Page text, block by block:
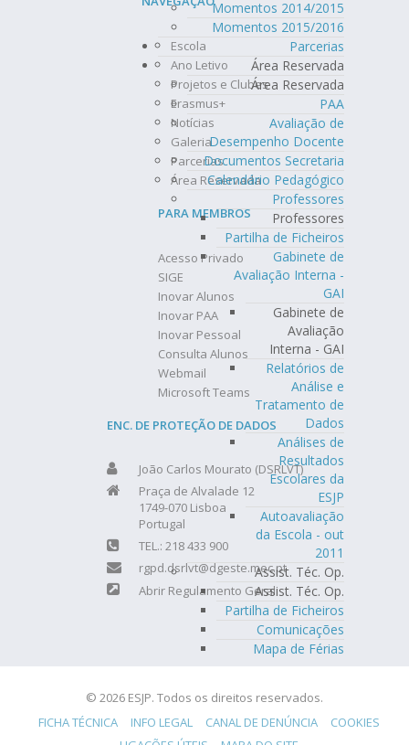
Momentos 2014/2015
Momentos 2015/2016
Parcerias
Área Reservada
Área Reservada
PAA
Avaliação de
Desempenho Docente
Documentos Secretaria
Calendário Pedagógico
Professores
Professores
Partilha de Ficheiros
Gabinete de
Avaliação Interna -
GAI
Gabinete de
Avaliação
Interna - GAI
Relatórios de
Análise e
Tratamento de
Dados
Análises de
Resultados
Escolares da
ESJP
Autoavaliação
da Escola - out
2011
Assist. Téc. Op.
Assist. Téc. Op.
Partilha de Ficheiros
Comunicações
Mapa de Férias
Escola
Ano Letivo
Projetos e Clubes
Erasmus+
Notícias
Galeria
Parcerias
Área Reservada
PARA MEMBROS
Acesso Privado
SIGE
Inovar Alunos
Inovar PAA
Inovar Pessoal
Consulta Alunos
Webmail
Microsoft Teams
ENC. DE PROTEÇÃO DE DADOS
João Carlos Mourato (DSRLVT)
Praça de Alvalade 12
1749-070 Lisboa
Portugal
TEL.: 218 433 900
rgpd.dsrlvt@dgeste.mec.pt
Abrir Regulamento Geral
© 2026 ESJP. Todos os direitos reservados.
FICHA TÉCNICA
INFO LEGAL CANAL DE DENÚNCIA
COOKIES